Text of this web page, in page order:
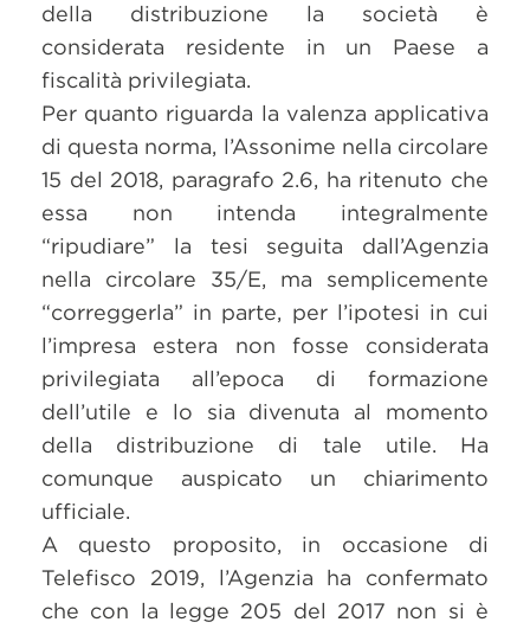
della distribuzione la società è
considerata residente in un Paese a
fiscalità privilegiata.
Per quanto riguarda la valenza applicativa
di questa norma, l’Assonime nella circolare
15 del 2018, paragrafo 2.6, ha ritenuto che
essa non intenda integralmente
“ripudiare” la tesi seguita dall’Agenzia
nella circolare 35/E, ma semplicemente
“correggerla” in parte, per l’ipotesi in cui
l’impresa estera non fosse considerata
privilegiata all’epoca di formazione
dell’utile e lo sia divenuta al momento
della distribuzione di tale utile. Ha
comunque auspicato un chiarimento
ufficiale.
A questo proposito, in occasione di
Telefisco 2019, l’Agenzia ha confermato
che con la legge 205 del 2017 non si è